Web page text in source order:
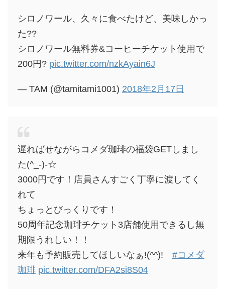
シロノワール、久々に食べたけど、美味しかっ
た??
シロノワール無料券&コーヒーチケット使用で
200円? pic.twitter.com/nzkAyain6J
— TAM (@tamitami1001) 2018年2月17日
遅ればせながらコメダ珈琲の福袋GETしまし
た(^_-)-☆
3000円です！店員さんすごく丁寧に渡してく
れて
ちょっとびっくりです！
50周年記念珈琲チケット3店舗使用できるし無
期限うれしい！！
来年も予約販売してほしいなぁ!(^^)! #コメダ
珈琲 pic.twitter.com/DFA2si8S04